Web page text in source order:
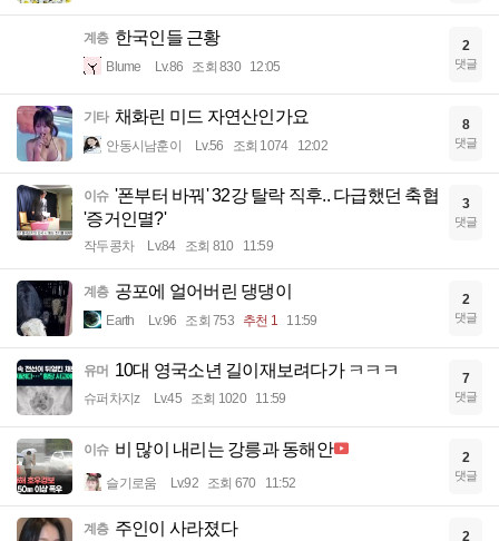
계층 한국인들 근황
Blume Lv.86 조회 830 12:05
2
댓글
기타 채화린 미드 자연산인가요
안동시남훈이 Lv.56 조회 1074 12:02
8
댓글
이슈 '폰부터 바꿔' 32강 탈락 직후.. 다급했던 축협
'증거인멸?'
작두콩차 Lv.84 조회 810 11:59
3
댓글
계층 공포에 얼어버린 댕댕이
Earth Lv.96 조회 753 추천 1 11:59
2
댓글
유머 10대 영국소년 길이재보려다가 ㅋㅋㅋ
슈퍼차지z Lv.45 조회 1020 11:59
7
댓글
이슈 비 많이 내리는 강릉과 동해안
슬기로움 Lv.92 조회 670 11:52
2
댓글
계층 주인이 사라졌다 2